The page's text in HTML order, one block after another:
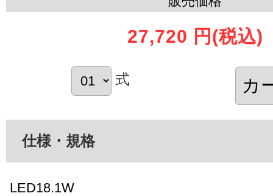
27,720 円 (税込)
式
仕様・規格
LED18.1W